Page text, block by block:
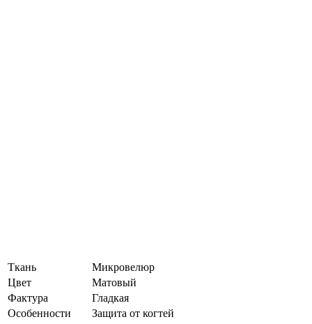
Ткань
Микровелюр
Цвет
Матовый
Фактура
Гладкая
Особенности
Защита от когтей